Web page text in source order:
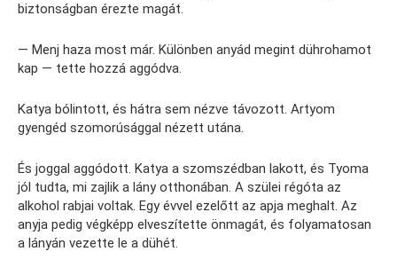
biztonságban érezte magát.
— Menj haza most már. Különben anyád megint dührohamot
kap — tette hozzá aggódva.
Katya bólintott, és hátra sem nézve távozott. Artyom
gyengéd szomorúsággal nézett utána.
És joggal aggódott. Katya a szomszédban lakott, és Tyoma
jól tudta, mi zajlik a lány otthonában. A szülei régóta az
alkohol rabjai voltak. Egy évvel ezelőtt az apja meghalt. Az
anyja pedig végképp elveszítette önmagát, és folyamatosan
a lányán vezette le a dühét.